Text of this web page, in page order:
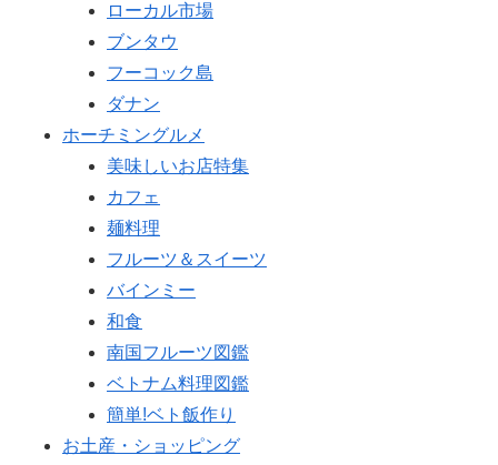
ローカル市場
ブンタウ
フーコック島
ダナン
ホーチミングルメ
美味しいお店特集
カフェ
麺料理
フルーツ＆スイーツ
バインミー
和食
南国フルーツ図鑑
ベトナム料理図鑑
簡単!ベト飯作り
お土産・ショッピング